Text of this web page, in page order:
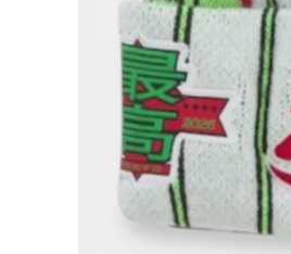
Tシャツ・ロングスリーブ
パーカー・トレーナー
ジャケット・アウター
キャップ・ハット
ニット帽・ビーニー
バックパック・リュック